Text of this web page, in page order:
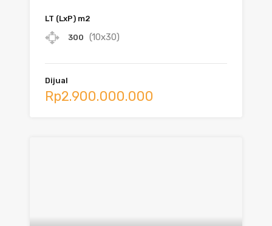
LT (LxP) m2
300 (10x30)
Dijual
Rp2.900.000.000